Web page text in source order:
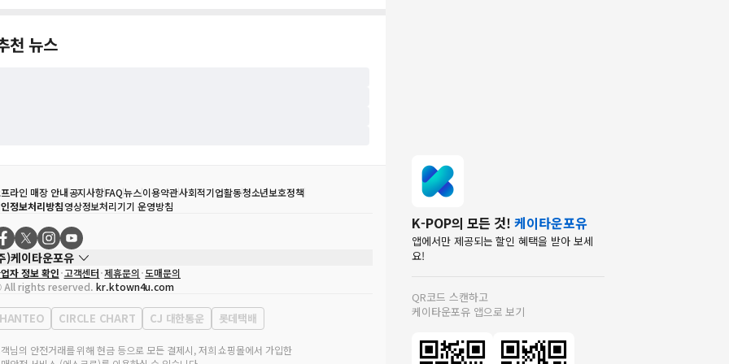
천 뉴스
라인 매장 안내공지사항FAQ뉴스이용약관사회적기업활동청소년보호정책
정보처리방침영상정보처리기기 운영방침
)케이타운포유
자
송효민
업자등록번호
120-87-71116
판매업 신고번호 제2011-서울강남-02223
표전화
02-552-9855
자 정보 확인 고객센터 제휴문의 도매문의
rights reserved. kr.ktown4u.com
HANTEO CIRCLE CHART CJ 대한통운 롯데택배
님의 안전거래를 위해 현금 등으로 모든 결제시, 저희 쇼핑몰에서 가입한
K-POP의 모든 것! 케이타운포유
앱에서만 제공되는 할인 혜택을 받아 보세
요!
QR코드 스캔하고
케이타운포유 앱으로 보기